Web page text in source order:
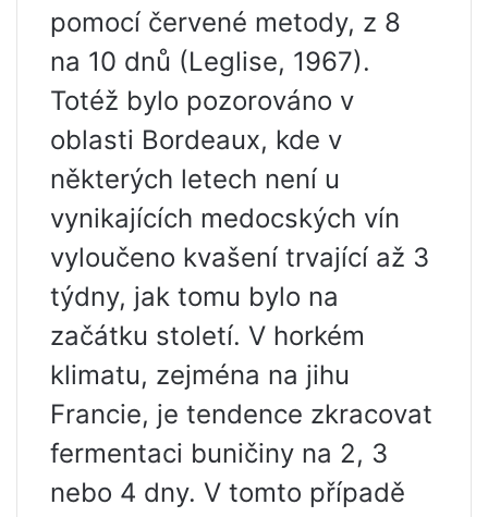
pomocí červené metody, z 8
na 10 dnů (Leglise, 1967).
Totéž bylo pozorováno v
oblasti Bordeaux, kde v
některých letech není u
vynikajících medocských vín
vyloučeno kvašení trvající až 3
týdny, jak tomu bylo na
začátku století. V horkém
klimatu, zejména na jihu
Francie, je tendence zkracovat
fermentaci buničiny na 2, 3
nebo 4 dny. V tomto případě